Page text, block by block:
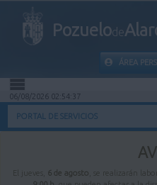
Pozuelode
ÁREA
INICIO
INFORMACIÓN
MI CARPETA
06/08/2026 02:54:37
PORTAL DE SERVICIOS
El jueves, 6 de agosto , se realizarán